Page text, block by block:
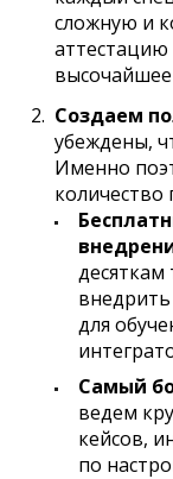
сложную и
аттестацию
высочайшее
Создаем
убеждены,
Именно
количество
десяткам
внедрить
для
Самый
ведем
кейсов,
по